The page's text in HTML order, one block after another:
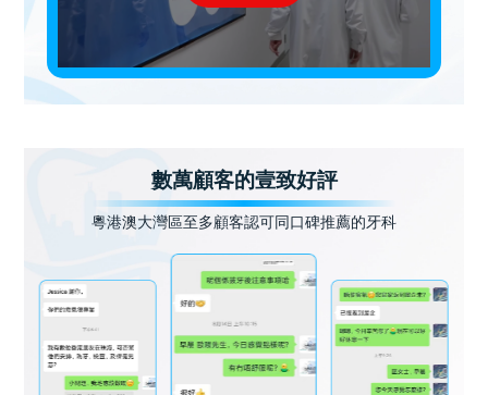
數萬顧客的壹致好評
粵港澳大灣區至多顧客認可同口碑推薦的牙科